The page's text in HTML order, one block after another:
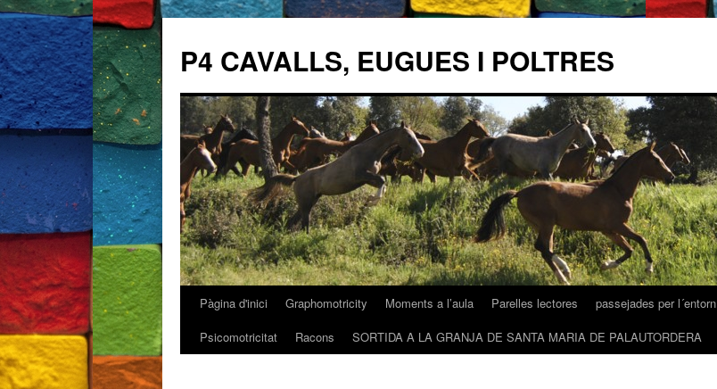
P4 CAVALLS, EUGUES I POLTRES
VésPàgina d'inici Graphomotricity Moments a l’aula Parelles lectores passejades per l´entorn
Psicomotricitat
Racons SORTIDA A LA GRANJA DE SANTA MARIA DE PALAUTORDERA